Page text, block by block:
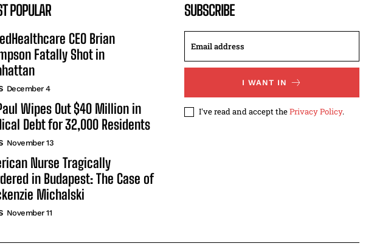
POPULAR
CEO Brian
Fatally Shot in
December 4
Wipes Out $40 Million in
Debt for 32,000 Residents
November 13
Nurse Tragically
in Budapest: The Case of
Michalski
November 11
SUBSCRIBE
I WANT IN
I've read and accept thePrivacy Policy.